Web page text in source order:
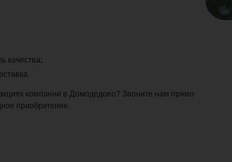
качества;
компании в Домодедово? Звоните нам прямо
приобретение.